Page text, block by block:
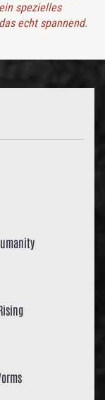
spezielles
echt spannend.